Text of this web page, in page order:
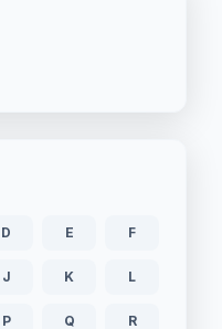
D E F
J K L
P Q R